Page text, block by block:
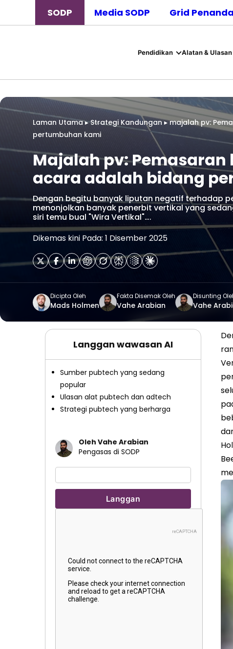
SODP Media SODP Grid
Pendidikan Alatan &
Laman Utama▸Strategi Kandungan▸majalah pv:
pertumbuhan kami
Majalah pv:
acara adalah bidang
Dengan begitu banyak liputan negatif terhadap
menonjolkan banyak penerbit vertikal yang
siri temu bual "Wira Vertikal"….
Dikemas kini Pada: 1 Disember 2025
Dicipta Oleh
Mads Holmen
Fakta Disemak Oleh
Vahe Arabian
Disunting
Vahe
Langgan wawasan AI
Sumber pubtech yang sedang
popular
Ulasan alat pubtech dan adtech
Strategi pubtech yang berharga
Oleh Vahe Arabian
Pengasas di SODP